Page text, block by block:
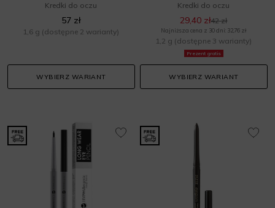
Kredki do oczu
57 zł
1,6 g (dostępne 2 warianty)
WYBIERZ WARIANT
Prezent gratis
Kredki do oczu
29,40 zł42 zł
Najniższa cena z 30 dni: 32,76 zł
1,2 g (dostępne 3 warianty)
WYBIERZ WARIANT